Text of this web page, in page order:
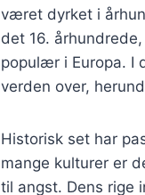
været dyrket i
det 16.
populær i Europa. I
verden over,
Historisk set har
mange kulturer er
til angst. Dens rige